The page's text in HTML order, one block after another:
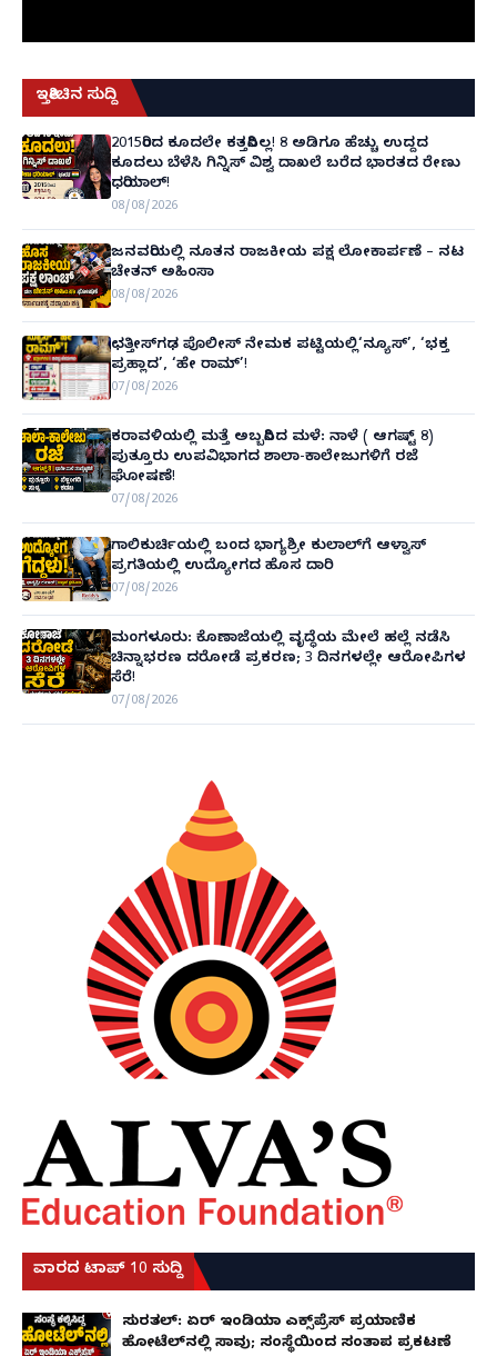
ಇತ್ತೀಚಿನ ಸುದ್ದಿ
2015ರಿಂದ ಕೂದಲೇ ಕತ್ತರಿಸಿಲ್ಲ! 8 ಅಡಿಗೂ ಹೆಚ್ಚು ಉದ್ದದ
ಕೂದಲು ಬೆಳೆಸಿ ಗಿನ್ನಿಸ್ ವಿಶ್ವ ದಾಖಲೆ ಬರೆದ ಭಾರತದ ರೇಣು
ಧರಿಯಾಲ್!
08/08/2026
ಜನವರಿಯಲ್ಲಿ ನೂತನ ರಾಜಕೀಯ ಪಕ್ಷ ಲೋಕಾರ್ಪಣೆ – ನಟ
ಚೇತನ್ ಅಹಿಂಸಾ
08/08/2026
ಛತ್ತೀಸ್‌ಗಢ ಪೊಲೀಸ್ ನೇಮಕ ಪಟ್ಟಿಯಲ್ಲಿ‘ನ್ಯೂಸ್’, ‘ಭಕ್ತ
ಪ್ರಹ್ಲಾದ’, ‘ಹೇ ರಾಮ್’!
07/08/2026
ಕರಾವಳಿಯಲ್ಲಿ ಮತ್ತೆ ಅಬ್ಬರಿಸಿದ ಮಳೆ: ನಾಳೆ ( ಆಗಷ್ಟ್ 8)
ಪುತ್ತೂರು ಉಪವಿಭಾಗದ ಶಾಲಾ-ಕಾಲೇಜುಗಳಿಗೆ ರಜೆ
ಘೋಷಣೆ!
07/08/2026
ಗಾಲಿಕುರ್ಚಿಯಲ್ಲಿ ಬಂದ ಭಾಗ್ಯಶ್ರೀ ಕುಲಾಲ್‌ಗೆ ಆಳ್ವಾಸ್
ಪ್ರಗತಿಯಲ್ಲಿ ಉದ್ಯೋಗದ ಹೊಸ ದಾರಿ
07/08/2026
ಮಂಗಳೂರು: ಕೊಣಾಜೆಯಲ್ಲಿ ವೃದ್ಧೆಯ ಮೇಲೆ ಹಲ್ಲೆ ನಡೆಸಿ
ಚಿನ್ನಾಭರಣ ದರೋಡೆ ಪ್ರಕರಣ; 3 ದಿನಗಳಲ್ಲೇ ಆರೋಪಿಗಳ
ಸೆರೆ!
07/08/2026
ವಾರದ ಟಾಪ್ 10 ಸುದ್ದಿ
ಸುರತ್ಕಲ್: ಏರ್ ಇಂಡಿಯಾ ಎಕ್ಸ್‌ಪ್ರೆಸ್ ಪ್ರಯಾಣಿಕ
ಹೋಟೆಲ್‌ನಲ್ಲಿ ಸಾವು; ಸಂಸ್ಥೆಯಿಂದ ಸಂತಾಪ ಪ್ರಕಟಣೆ